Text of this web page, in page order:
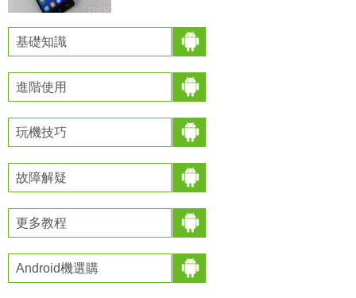
基礎知識
進階使用
玩機技巧
故障解疑
更多教程
Android機選購